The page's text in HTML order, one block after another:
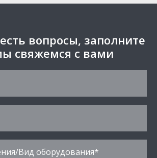
вопросы, заполните
свяжемся с вами